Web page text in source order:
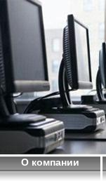
О компании